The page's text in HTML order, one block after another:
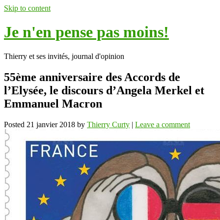
Skip to content
Je n'en pense pas moins!
Thierry et ses invités, journal d'opinion
55ème anniversaire des Accords de
l’Elysée, le discours d’Angela Merkel et
Emmanuel Macron
Posted 21 janvier 2018 by Thierry Curty | Leave a comment